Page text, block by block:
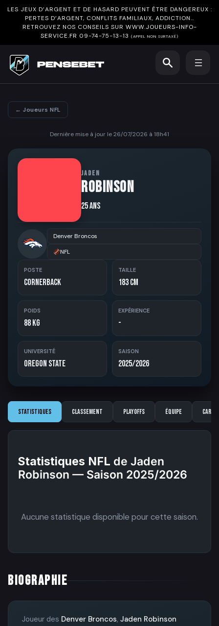
LES JEUX D’ARGENT ET DE HASARD PEUVENT ÊTRE DANGEREUX :
PERTES D’ARGENT, CONFLITS FAMILIAUX, ADDICTION…
RETROUVEZ NOS CONSEILS SUR WWW.JOUEURS-INFO-
SERVICE.FR 09-74-75-13-13 (APPEL NON SURTAXÉ)
← Joueurs NFL
Dernière mise à jour le 26/07/2026 à 18h41
JADEN
ROBINSON
25 ans
Denver Broncos
NFL
POSTE
Cornerback
TAILLE
183 cm
POIDS
88 kg
EXPÉRIENCE
-
UNIVERSITÉ
Oregon State
SAISON
2025/2026
Statistiques Classement Playoffs Équipe
Statistiques NFL de Jaden
Robinson — Saison 2025/2026
Aucune statistique disponible pour cette saison.
BIOGRAPHIE
Joueur des Denver Broncos, Jaden Robinson